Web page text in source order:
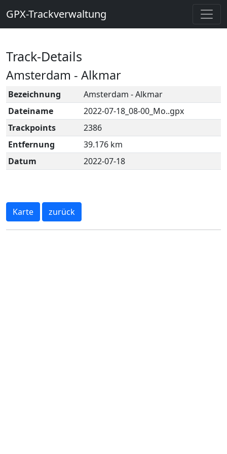
GPX-Trackverwaltung
Track-Details
Amsterdam - Alkmar
Bezeichnung
Amsterdam - Alkmar
Dateiname
2022-07-18_08-00_Mo..gpx
Trackpoints
2386
Entfernung
39.176 km
Datum
2022-07-18
Karte zurück